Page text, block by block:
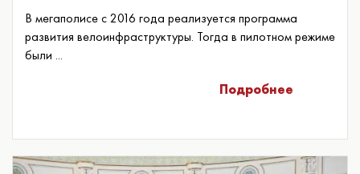
В мегаполисе с 2016 года реализуется программа
развития велоинфраструктуры. Тогда в пилотном режиме
были ...
Подробнее